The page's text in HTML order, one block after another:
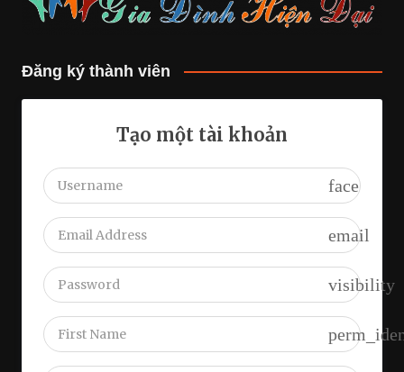
Đăng ký thành viên
Tạo một tài khoản
face
email
visibility